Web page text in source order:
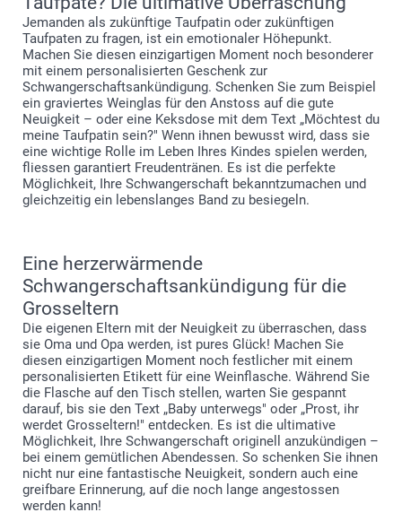
Jemanden als zukünftige Taufpatin oder zukünftigen
Taufpaten zu fragen, ist ein emotionaler Höhepunkt.
Machen Sie diesen einzigartigen Moment noch besonderer
mit einem personalisierten Geschenk zur
Schwangerschaftsankündigung. Schenken Sie zum Beispiel
ein graviertes Weinglas für den Anstoss auf die gute
Neuigkeit – oder eine Keksdose mit dem Text „Möchtest du
meine Taufpatin sein?" Wenn ihnen bewusst wird, dass sie
eine wichtige Rolle im Leben Ihres Kindes spielen werden,
fliessen garantiert Freudentränen. Es ist die perfekte
Möglichkeit, Ihre Schwangerschaft bekanntzumachen und
gleichzeitig ein lebenslanges Band zu besiegeln.
Eine herzerwärmende
Schwangerschaftsankündigung für die
Grosseltern
Die eigenen Eltern mit der Neuigkeit zu überraschen, dass
sie Oma und Opa werden, ist pures Glück! Machen Sie
diesen einzigartigen Moment noch festlicher mit einem
personalisierten Etikett für eine Weinflasche. Während Sie
die Flasche auf den Tisch stellen, warten Sie gespannt
darauf, bis sie den Text „Baby unterwegs" oder „Prost, ihr
werdet Grosseltern!" entdecken. Es ist die ultimative
Möglichkeit, Ihre Schwangerschaft originell anzukündigen –
bei einem gemütlichen Abendessen. So schenken Sie ihnen
nicht nur eine fantastische Neuigkeit, sondern auch eine
greifbare Erinnerung, auf die noch lange angestossen
werden kann!